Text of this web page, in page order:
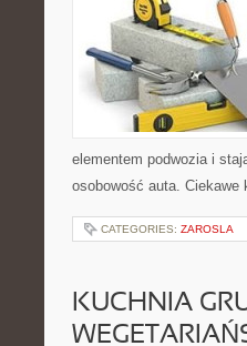
elementem podwozia i
osobowość auta.
CATEGORIES: ZAROSLA
KUCHNIA